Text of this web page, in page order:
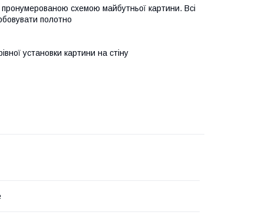
схемою майбутньої картини. Всі
полотно
установки картини на стіну